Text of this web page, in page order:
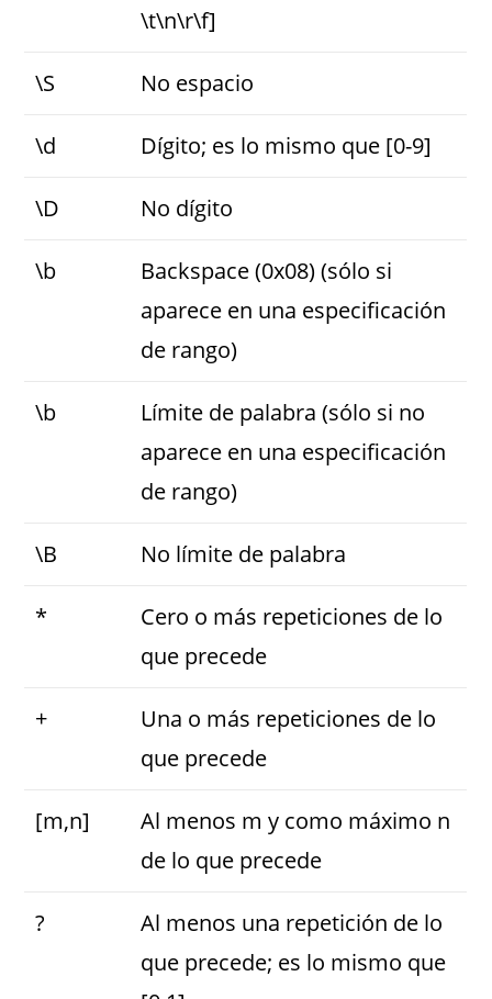
\t\n\r\f]
\S No espacio
\d Dígito; es lo mismo que [0-9]
\D No dígito
\b
Backspace (0x08) (sólo si
aparece en una especificación
de rango)
\b
Límite de palabra (sólo si no
aparece en una especificación
de rango)
\B No límite de palabra
*
Cero o más repeticiones de lo
que precede
+
Una o más repeticiones de lo
que precede
[m,n]
Al menos m y como máximo n
de lo que precede
?
Al menos una repetición de lo
que precede; es lo mismo que